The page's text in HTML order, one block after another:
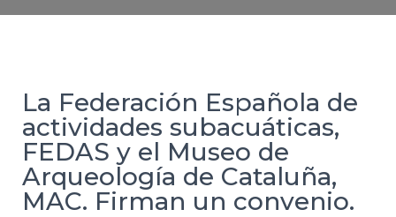
La Federación Española de
actividades subacuáticas,
FEDAS y el Museo de
Arqueología de Cataluña,
MAC. Firman un convenio.